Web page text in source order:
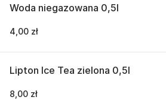
Woda niegazowana 0,5l
4,00 zł
Lipton Ice Tea zielona 0,5l
8,00 zł